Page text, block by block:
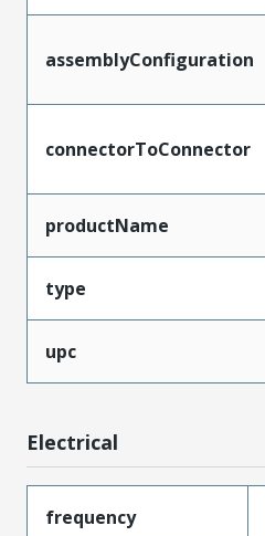
assemblyConfiguration
connectorToConnector
productName
type
upc
Electrical
frequency